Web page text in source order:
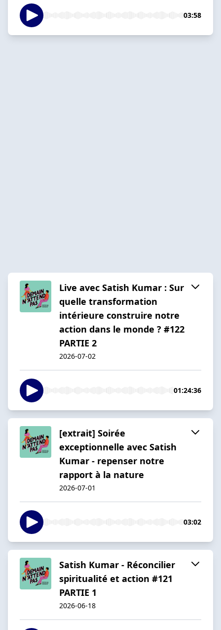
03:58
Live avec Satish Kumar : Sur
quelle transformation
intérieure construire notre
action dans le monde ? #122
PARTIE 2
2026-07-02
01:24:36
[extrait] Soirée
exceptionnelle avec Satish
Kumar - repenser notre
rapport à la nature
2026-07-01
03:02
Satish Kumar - Réconcilier
spiritualité et action #121
PARTIE 1
2026-06-18